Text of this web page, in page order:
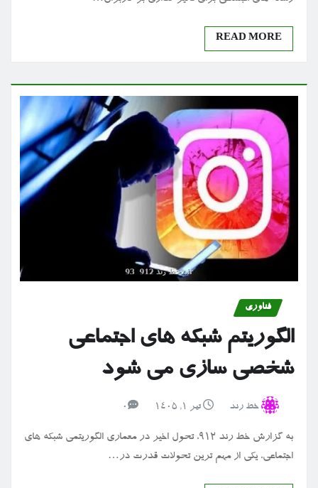
READ MORE
فناوری
الگوریتم شبکه های اجتماعی
شخصی سازی می شود
خط رند تیر ۱, ۱۴۰۵ 0
به گزارش خط رند 912، تحول اخیر در معماری الگوریتمی شبکه های
اجتماعی، یکی از مهم ترین تحولات قدرت در…